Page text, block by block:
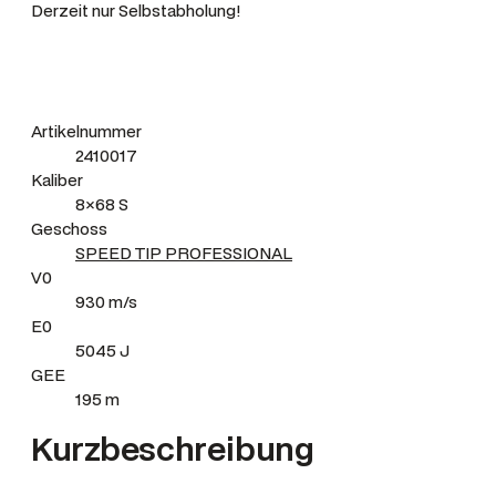
Derzeit nur Selbstabholung!
Artikelnummer
2410017
Kaliber
8×68 S
Geschoss
SPEED TIP PROFESSIONAL
V0
930 m/s
E0
5045 J
GEE
195 m
Kurzbeschreibung